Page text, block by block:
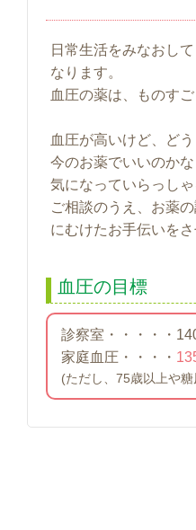
日常生活をみなおし
なります。
血圧の薬は、ものす
血圧が高いけど、どう
今のお薬でいいのかな
気になっていらっし
ご相談のうえ、お薬
にむけたお手伝いをさ
血圧の目標
診察室・・・・・
家庭血圧・・・・
(ただし、75歳以上や